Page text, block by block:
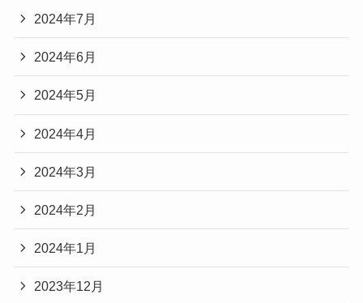
2024年7月
2024年6月
2024年5月
2024年4月
2024年3月
2024年2月
2024年1月
2023年12月